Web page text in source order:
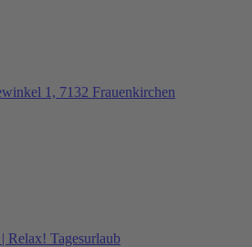
1, 7132 Frauenkirchen
Relax! Tagesurlaub